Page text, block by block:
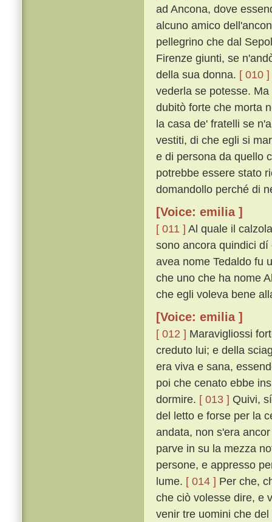
ad Ancona, dove
alcuno amico
pellegrino che dal
Firenze giunti, se
della sua donna. [ 010 ]
vederla se potesse.
dubitò forte che morta
la casa de' fratelli se
vestiti, di che egli si
e di persona da quello
potrebbe essere stato
domandollo perché di
[Voice: emilia ]
[ 011 ] Al quale il
sono ancora quindici
avea nome Tedaldo fu
che uno che ha nome
che egli voleva bene
[Voice: emilia ]
[ 012 ] Maravigliossi
creduto lui; e della
era viva e sana,
poi che cenato ebbe
dormire. [ 013 ] Quivi,
del letto e forse per la
andata, non s'era
parve in su la mezza
persone, e appresso
lume. [ 014 ] Per che,
che ciò volesse dire, e
venir tre uomini che